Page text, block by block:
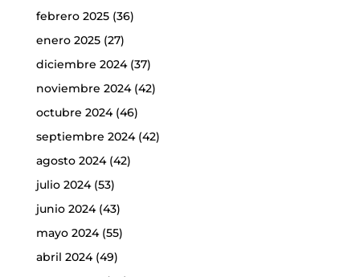
febrero 2025(36)
enero 2025(27)
diciembre 2024(37)
noviembre 2024(42)
octubre 2024(46)
septiembre 2024(42)
agosto 2024(42)
julio 2024(53)
junio 2024(43)
mayo 2024(55)
abril 2024(49)